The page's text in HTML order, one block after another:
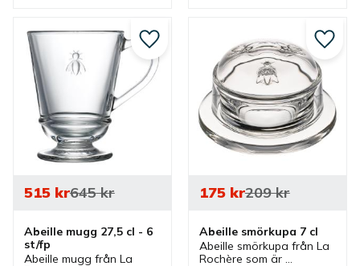
juice och läsk.
Abeille mugg 27,5 cl - 6
st/fp
Abeille mugg från La
515kr645kr
Lägg till i favoriter
Abeille smörkupa 7 cl
Abeille smörkupa från La
Rochère som är
175kr209kr
Lägg